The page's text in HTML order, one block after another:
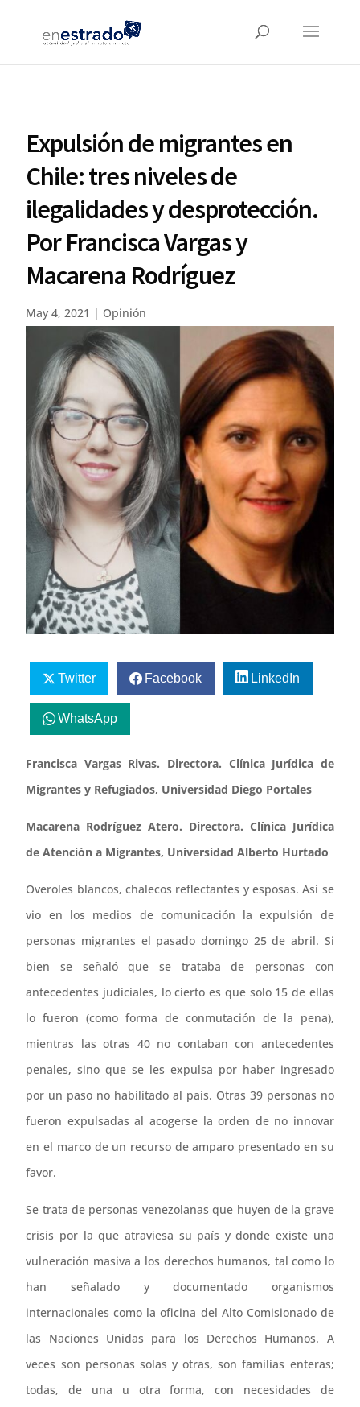
Expulsión de migrantes en
Chile: tres niveles de
ilegalidades y desprotección.
Por Francisca Vargas y
Macarena Rodríguez
May 4, 2021 | Opinión
Twitter Facebook LinkedIn
WhatsApp
Francisca Vargas Rivas. Directora. Clínica Jurídica de
Migrantes y Refugiados, Universidad Diego Portales
Macarena Rodríguez Atero. Directora. Clínica Jurídica
de Atención a Migrantes, Universidad Alberto Hurtado
Overoles blancos, chalecos reflectantes y esposas. Así se
vio en los medios de comunicación la expulsión de
personas migrantes el pasado domingo 25 de abril. Si
bien se señaló que se trataba de personas con
antecedentes judiciales, lo cierto es que solo 15 de ellas
lo fueron (como forma de conmutación de la pena),
mientras las otras 40 no contaban con antecedentes
penales, sino que se les expulsa por haber ingresado
por un paso no habilitado al país. Otras 39 personas no
fueron expulsadas al acogerse la orden de no innovar
en el marco de un recurso de amparo presentado en su
favor.
Se trata de personas venezolanas que huyen de la grave
crisis por la que atraviesa su país y donde existe una
vulneración masiva a los derechos humanos, tal como lo
han señalado y documentado organismos
internacionales como la oficina del Alto Comisionado de
las Naciones Unidas para los Derechos Humanos. A
veces son personas solas y otras, son familias enteras;
todas, de una u otra forma, con necesidades de